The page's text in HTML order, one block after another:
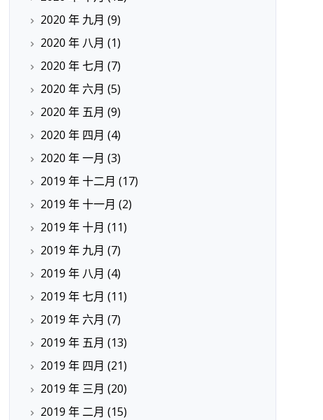
2020 年 九月 (9)
2020 年 八月 (1)
2020 年 七月 (7)
2020 年 六月 (5)
2020 年 五月 (9)
2020 年 四月 (4)
2020 年 一月 (3)
2019 年 十二月 (17)
2019 年 十一月 (2)
2019 年 十月 (11)
2019 年 九月 (7)
2019 年 八月 (4)
2019 年 七月 (11)
2019 年 六月 (7)
2019 年 五月 (13)
2019 年 四月 (21)
2019 年 三月 (20)
2019 年 二月 (15)